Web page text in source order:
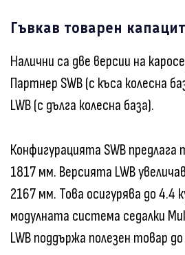
Гъвкав товарен
Налични са две версии на
Партнер SWB (с къса колесна
LWB (с дълга колесна база).
Конфигурацията SWB
1817 мм. Версията LWB
2167 мм. Това осигурява до 4.4
модулната система седалки
LWB поддържа полезен товар